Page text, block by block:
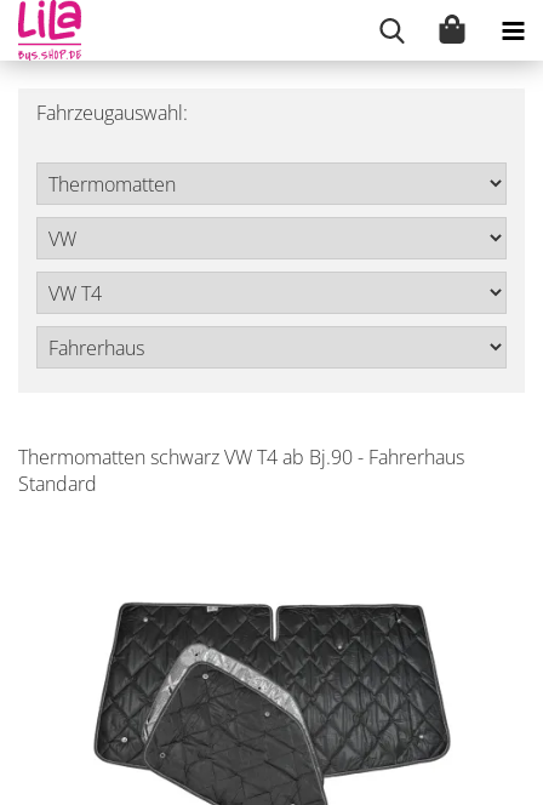
Fahrzeugauswahl:
Thermomatten schwarz VW T4 ab Bj.90 - Fahrerhaus
Standard